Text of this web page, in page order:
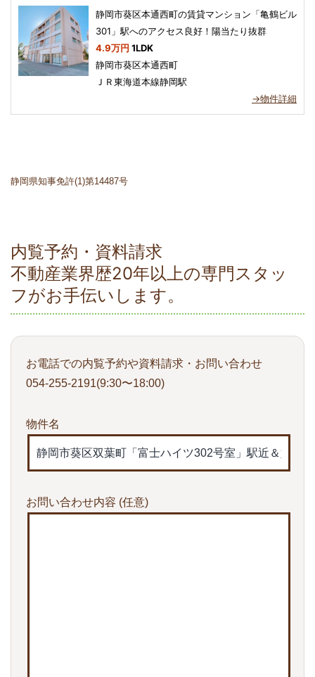
静岡市葵区本通西町の賃貸マンション「亀鶴ビル
301」駅へのアクセス良好！陽当たり抜群
4.9万円 1LDK
静岡市葵区本通西町
ＪＲ東海道本線静岡駅
→物件詳細
静岡県知事免許(1)第14487号
内覧予約・資料請求
不動産業界歴20年以上の専門スタッ
フがお手伝いします。
お電話での内覧予約や資料請求・お問い合わせ
054-255-2191(9:30〜18:00)
物件名
お問い合わせ内容 (任意)